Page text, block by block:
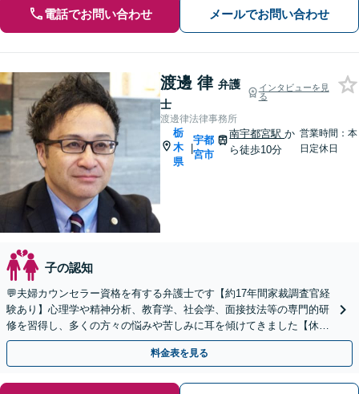
電話でお問い合わせ メールでお問い合わせ
渡邊 律 弁護
士
インタビューを見
る
渡邊律法律事務所
栃
木
県
|
宇都
宮市
南宇都宮駅か
ら徒歩10分
営業時間：本
日定休日
子の認知
💬夫婦カウンセラー資格を有する弁護士です【約17年間家裁調査官経
験あり】心理学や精神分析、教育学、社会学、面接技法等の専門的研
修を習得し、多くの方々の悩みや苦しみに耳を傾けてきました【休
日・夜間可｜相談30分無料でその後は5500円のみ】
料金表を見る